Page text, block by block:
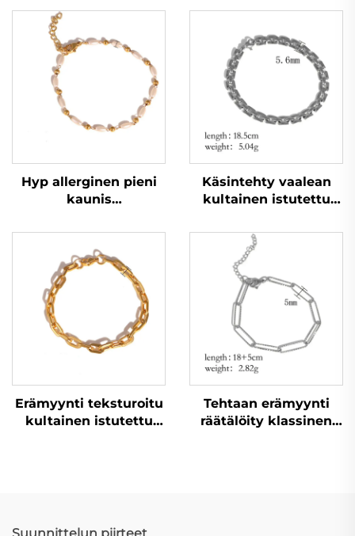
Hyp allerginen pieni
kaunis
riisinkorneketju
tyttärelle
Käsintehty vaalean
kultainen istutettu
teräksestä valmistettu
kellonketju rannekoru
Erämyynti teksturoitu
kultainen istutettu
Tehtaan erämyynti
räätälöity klassinen